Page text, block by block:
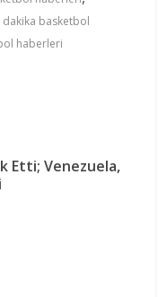
dakika basketbol
haberleri
Etti; Venezuela,